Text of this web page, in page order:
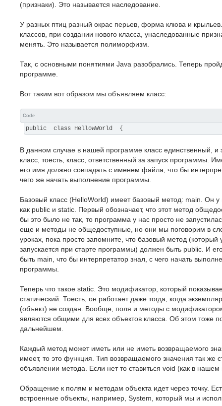
(признаки). Это называется наследование.
У разных птиц разный окрас перьев, форма клюва и
классов, при создании нового класса, унаследованные
менять. Это называется полиморфизм.
Так, с основными понятиями Java разобрались. Теперь
программе.
Вот таким вот образом мы объявляем класс:
Code
public class HellowWorld {
В данном случае в нашей программе класс единственный, и
класс, тоесть, класс, ответственный за запуск программы.
его имя должно совпадать с именем файла, что бы
чего же начать выполнение программы.
Базовый класс (HelloWorld) имеет базовый метод: main. Он у
как public и static. Первый обозначает, что этот метод
бы это было не так, то программа у нас просто не
еще и методы не общедоступные, но они мы поговорим в
уроках, пока просто запомните, что базовый метод (который
запускается при старте программы) должен быть public. И
быть main, что бы интерпретатор знал, с чего начать
программы.
Теперь что такое static. Это модификатор, который
статический. Тоесть, он работает даже тогда, когда
(объект) не создан. Вообще, поля и методы с
являются общими для всех объектов класса. Об этом тоже
дальнейшем.
Каждый метод может иметь или не иметь возвращаемого
имеет, то это функция. Тип возвращаемого значения так же
объявлении метода. Если нет то ставиться void (как в
Обращение к полям и методам объекта идет через точку.
встроенные объекты, например, System, который мы и